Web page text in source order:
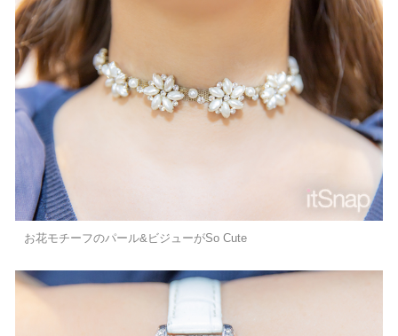
お花モチーフのパール&ビジューがSo Cute